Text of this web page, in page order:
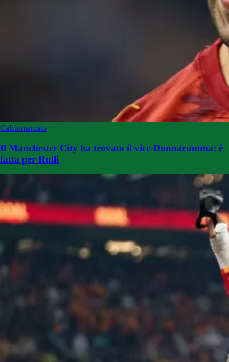
Calciomercato
Il Manchester City ha trovato il vice-Donnarumma: è
fatta per Rulli